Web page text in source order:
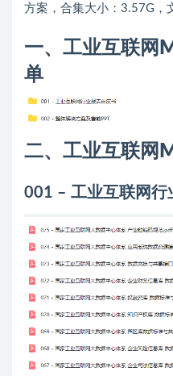
方案，合集大小：3.57G，
一、工业互联网
单
二、工业互联网
001 – 工业互联网行